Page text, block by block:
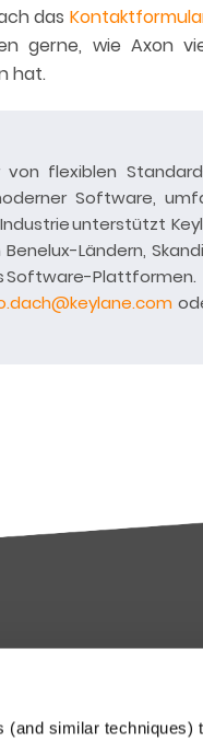
similar techniques)
das
gerne, wie Axon
hat.
flexiblen
Software,
unterstützt
Ländern,
Software-Plattformen.
den Inhalt dieser